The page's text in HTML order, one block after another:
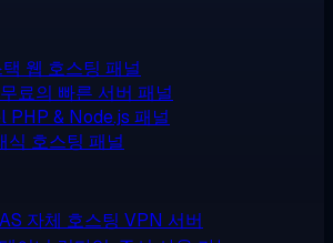
웹 호스팅 패널
무료의 빠른 서버 패널
PHP & Node.js 패널
식 호스팅 패널
자체 호스팅 VPN 서버